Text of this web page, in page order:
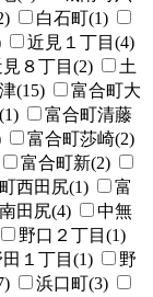
白石町(1)
近見１丁目(4)
８丁目(2)
土
(15)
富合町大
富合町清藤
富合町莎崎(2)
富合町新(2)
西田尻(1)
富
田尻(4)
中無
野口２丁目(1)
１丁目(1)
野
浜口町(3)